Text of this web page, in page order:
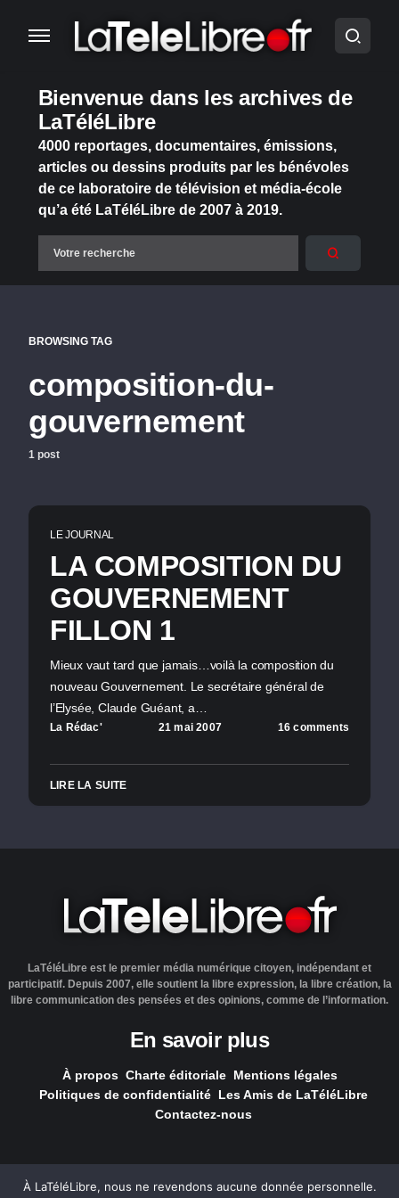
Bienvenue dans les archives de
LaTéléLibre
4000 reportages, documentaires, émissions,
articles ou dessins produits par les bénévoles
de ce laboratoire de télévision et média-école
qu’a été LaTéléLibre de 2007 à 2019.
BROWSING TAG
composition-du-
gouvernement
1 post
LE JOURNAL
LA COMPOSITION DU
GOUVERNEMENT
FILLON 1
Mieux vaut tard que jamais…voilà la composition du
nouveau Gouvernement. Le secrétaire général de
l’Elysée, Claude Guéant, a…
La Rédac' 21 mai 2007 16 comments
LIRE LA SUITE
LaTéléLibre est le premier média numérique citoyen, indépendant et
participatif. Depuis 2007, elle soutient la libre expression, la libre création, la
libre communication des pensées et des opinions, comme de l’information.
En savoir plus
À propos Charte éditoriale Mentions légales
Politiques de confidentialité Les Amis de LaTéléLibre
Contactez-nous
À LaTéléLibre, nous ne revendons aucune donnée personnelle.